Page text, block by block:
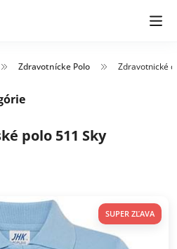
Zdravotnícke Polo Zdravotnické
polo 511 Sky
SUPER ZĽAVA